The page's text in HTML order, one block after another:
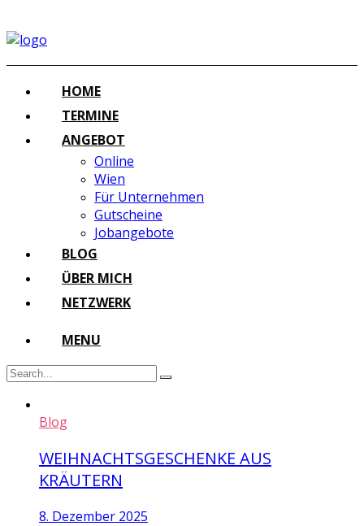
HOME
TERMINE
ANGEBOT
Online
Wien
Für Unternehmen
Gutscheine
Jobangebote
BLOG
ÜBER MICH
NETZWERK
MENU
Blog
WEIHNACHTSGESCHENKE AUS
KRÄUTERN
8. Dezember 2025